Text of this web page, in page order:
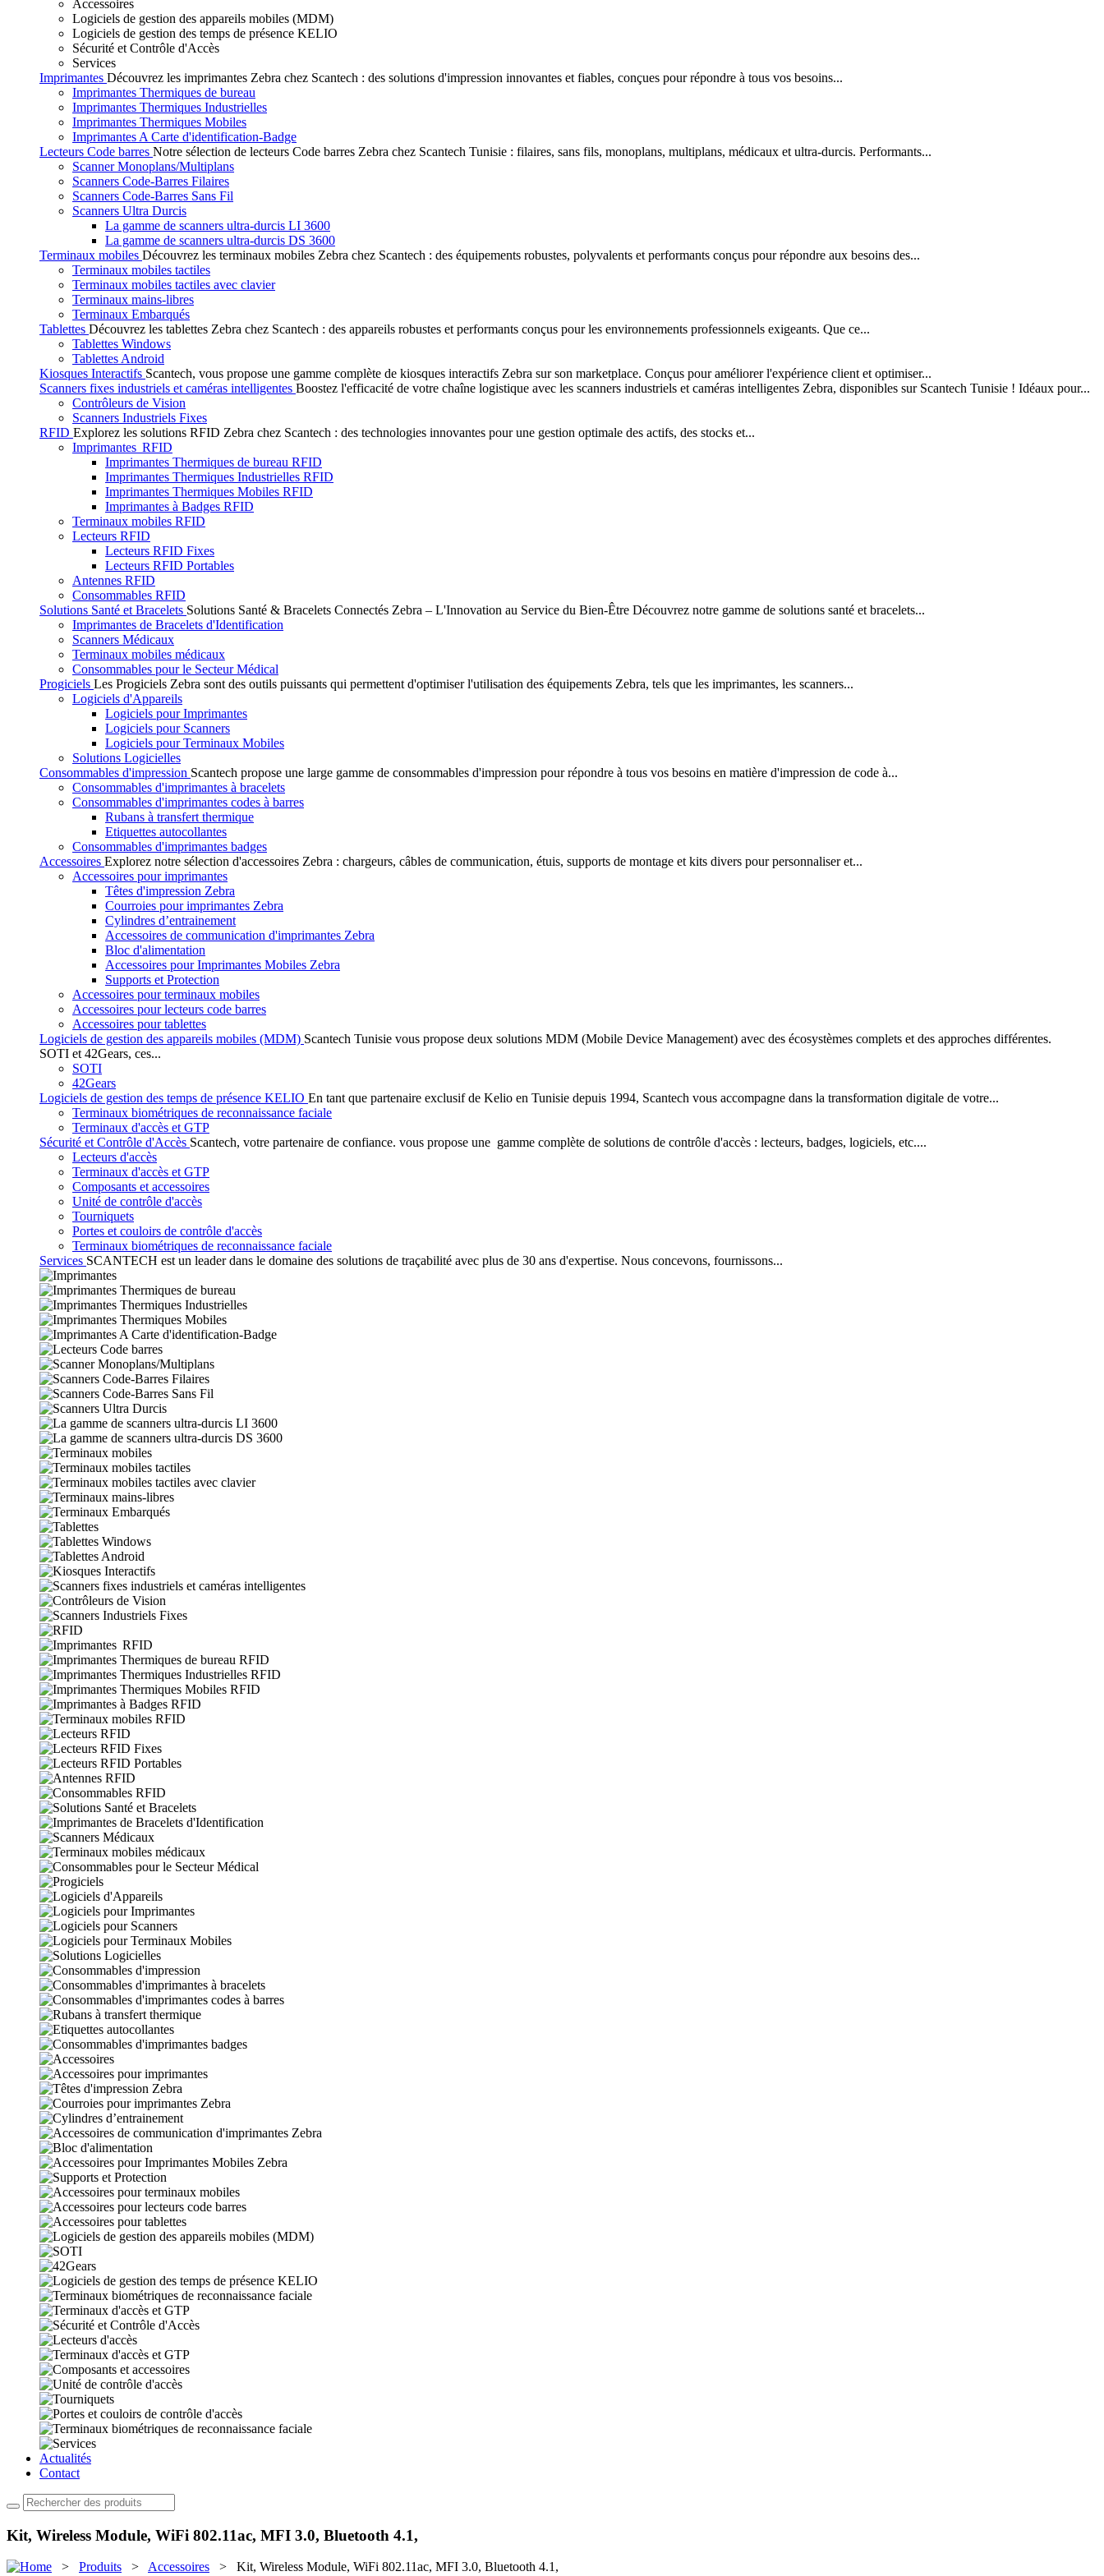
Accessoires
Logiciels de gestion des appareils mobiles (MDM)
Logiciels de gestion des temps de présence KELIO
Sécurité et Contrôle d'Accès
Services
Imprimantes Découvrez les imprimantes Zebra chez Scantech : des solutions d'impression innovantes et fiables, conçues pour répondre à tous vos besoins...
Imprimantes Thermiques de bureau
Imprimantes Thermiques Industrielles
Imprimantes Thermiques Mobiles
Imprimantes A Carte d'identification-Badge
Lecteurs Code barres Notre sélection de lecteurs Code barres Zebra chez Scantech Tunisie : filaires, sans fils, monoplans, multiplans, médicaux et ultra-durcis. Performants...
Scanner Monoplans/Multiplans
Scanners Code-Barres Filaires
Scanners Code-Barres Sans Fil
Scanners Ultra Durcis
La gamme de scanners ultra-durcis LI 3600
La gamme de scanners ultra-durcis DS 3600
Terminaux mobiles Découvrez les terminaux mobiles Zebra chez Scantech : des équipements robustes, polyvalents et performants conçus pour répondre aux besoins des...
Terminaux mobiles tactiles
Terminaux mobiles tactiles avec clavier
Terminaux mains-libres
Terminaux Embarqués
Tablettes Découvrez les tablettes Zebra chez Scantech : des appareils robustes et performants conçus pour les environnements professionnels exigeants. Que ce...
Tablettes Windows
Tablettes Android
Kiosques Interactifs Scantech, vous propose une gamme complète de kiosques interactifs Zebra sur son marketplace. Conçus pour améliorer l'expérience client et optimiser...
Scanners fixes industriels et caméras intelligentes Boostez l'efficacité de votre chaîne logistique avec les scanners industriels et caméras intelligentes Zebra, disponibles sur Scantech Tunisie ! Idéaux pour...
Contrôleurs de Vision
Scanners Industriels Fixes
RFID Explorez les solutions RFID Zebra chez Scantech : des technologies innovantes pour une gestion optimale des actifs, des stocks et...
Imprimantes RFID
Imprimantes Thermiques de bureau RFID
Imprimantes Thermiques Industrielles RFID
Imprimantes Thermiques Mobiles RFID
Imprimantes à Badges RFID
Terminaux mobiles RFID
Lecteurs RFID
Lecteurs RFID Fixes
Lecteurs RFID Portables
Antennes RFID
Consommables RFID
Solutions Santé et Bracelets Solutions Santé & Bracelets Connectés Zebra – L'Innovation au Service du Bien-Être Découvrez notre gamme de solutions santé et bracelets...
Imprimantes de Bracelets d'Identification
Scanners Médicaux
Terminaux mobiles médicaux
Consommables pour le Secteur Médical
Progiciels Les Progiciels Zebra sont des outils puissants qui permettent d'optimiser l'utilisation des équipements Zebra, tels que les imprimantes, les scanners...
Logiciels d'Appareils
Logiciels pour Imprimantes
Logiciels pour Scanners
Logiciels pour Terminaux Mobiles
Solutions Logicielles
Consommables d'impression Scantech propose une large gamme de consommables d'impression pour répondre à tous vos besoins en matière d'impression de code à...
Consommables d'imprimantes à bracelets
Consommables d'imprimantes codes à barres
Rubans à transfert thermique
Etiquettes autocollantes
Consommables d'imprimantes badges
Accessoires Explorez notre sélection d'accessoires Zebra : chargeurs, câbles de communication, étuis, supports de montage et kits divers pour personnaliser et...
Accessoires pour imprimantes
Têtes d'impression Zebra
Courroies pour imprimantes Zebra
Cylindres d’entrainement
Accessoires de communication d'imprimantes Zebra
Bloc d'alimentation
Accessoires pour Imprimantes Mobiles Zebra
Supports et Protection
Accessoires pour terminaux mobiles
Accessoires pour lecteurs code barres
Accessoires pour tablettes
Logiciels de gestion des appareils mobiles (MDM) Scantech Tunisie vous propose deux solutions MDM (Mobile Device Management) avec des écosystèmes complets et des approches différentes.
SOTI et 42Gears, ces...
SOTI
42Gears
Logiciels de gestion des temps de présence KELIO En tant que partenaire exclusif de Kelio en Tunisie depuis 1994, Scantech vous accompagne dans la transformation digitale de votre...
Terminaux biométriques de reconnaissance faciale
Terminaux d'accès et GTP
Sécurité et Contrôle d'Accès Scantech, votre partenaire de confiance. vous propose une gamme complète de solutions de contrôle d'accès : lecteurs, badges, logiciels, etc....
Lecteurs d'accès
Terminaux d'accès et GTP
Composants et accessoires
Unité de contrôle d'accès
Tourniquets
Portes et couloirs de contrôle d'accès
Terminaux biométriques de reconnaissance faciale
Services SCANTECH est un leader dans le domaine des solutions de traçabilité avec plus de 30 ans d'expertise. Nous concevons, fournissons...
Actualités
Contact
Kit, Wireless Module, WiFi 802.11ac, MFI 3.0, Bluetooth 4.1,
> Produits > Accessoires > Kit, Wireless Module, WiFi 802.11ac, MFI 3.0, Bluetooth 4.1,